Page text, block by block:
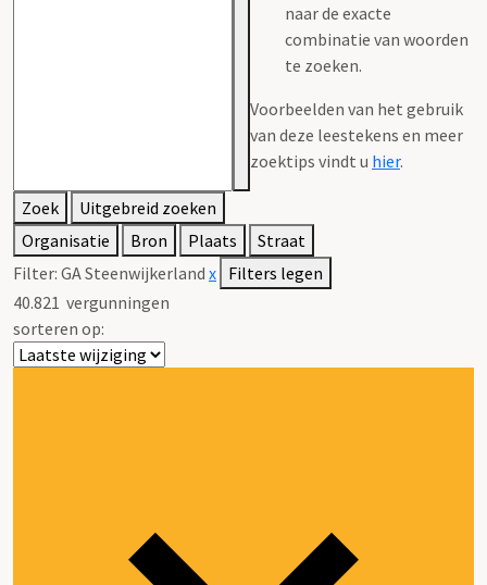
naar de exacte
combinatie van woorden
te zoeken.
Voorbeelden van het gebruik
van deze leestekens en meer
zoektips vindt u hier.
Zoek
Uitgebreid zoeken
Organisatie
Bron Plaats
Straat
Filter: GA Steenwijkerland x Filters legen
40.821 vergunningen
sorteren op: